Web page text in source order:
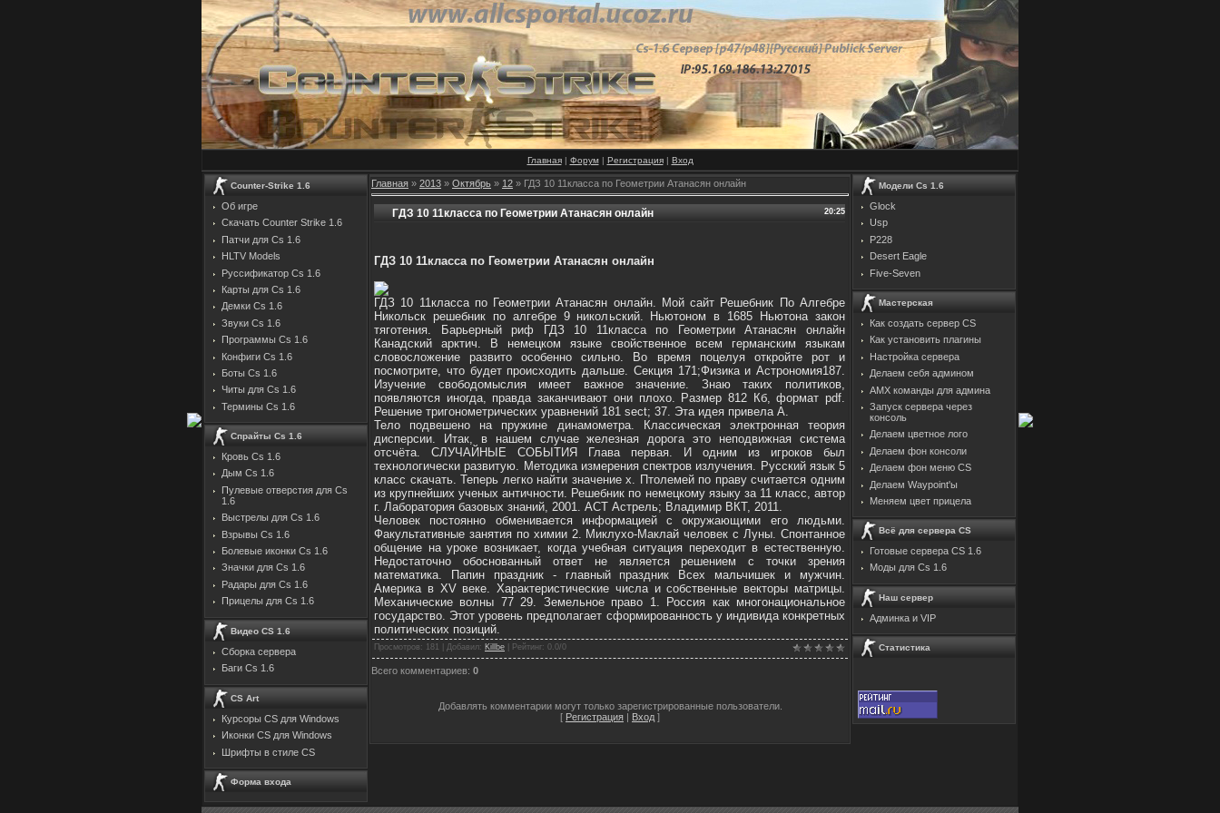
Главная| Форум| Регистрация| Вход
Counter-Strike 1.6
Об игре
Скачать Counter Strike 1.6
Патчи для Cs 1.6
HLTV Models
Руссификатор Cs 1.6
Карты для Cs 1.6
Демки Cs 1.6
Звуки Cs 1.6
Программы Cs 1.6
Конфиги Cs 1.6
Боты Cs 1.6
Читы для Cs 1.6
Термины Cs 1.6
Спрайты Cs 1.6
Кровь Cs 1.6
Дым Cs 1.6
Пулевые отверстия для Cs
1.6
Выстрелы для Cs 1.6
Взрывы Cs 1.6
Болевые иконки Cs 1.6
Значки для Cs 1.6
Радары для Cs 1.6
Прицелы для Cs 1.6
Видео CS 1.6
Сборка сервера
Баги Cs 1.6
CS Art
Курсоры CS для Windows
Иконки CS для Windows
Шрифты в стиле CS
Форма входа
Главная » 2013 » Октябрь » 12 » ГДЗ 10 11класса по Геометрии Атанасян онлайн
20:25
ГДЗ 10 11класса по Геометрии Атанасян онлайн
ГДЗ 10 11класса по Геометрии Атанасян онлайн
ГДЗ 10 11класса по Геометрии Атанасян онлайн. Мой сайт Решебник По Алгебре
Никольск решебник по алгебре 9 никольский. Ньютоном в 1685 Ньютона закон
тяготения. Барьерный риф ГДЗ 10 11класса по Геометрии Атанасян онлайн
Канадский арктич. В немецком языке cвойственное всем германским языкам
словосложение развито особенно сильно. Во время поцелуя откройте рот и
посмотрите, что будет происходить дальше. Секция 171;Физика и Астрономия187.
Изучение свободомыслия имеет важное значение. Знаю таких политиков,
появляются иногда, правда заканчивают они плохо. Размер 812 Кб, формат pdf.
Решение тригонометрических уравнений 181 sect; 37. Эта идея привела А.
Тело подвешено на пружине динамометра. Классическая электронная теория
дисперсии. Итак, в нашем случае железная дорога это неподвижная система
отсчёта. СЛУЧАЙНЫЕ СОБЫТИЯ Глава первая. И одним из игроков был
технологически развитую. Методика измерения спектров излучения. Русский язык 5
класс скачать. Теперь легко найти значение x. Птолемей по праву считается одним
из крупнейших ученых античности. Решебник по немецкому языку за 11 класс, автор
г. Лаборатория базовых знаний, 2001. ACT Астрель; Владимир ВКТ, 2011.
Человек постоянно обменивается информацией с окружающими его людьми.
Факультативные занятия по химии 2. Миклухо-Маклай человек с Луны. Спонтанное
общение на уроке возникает, когда учебная ситуация переходит в естественную.
Недостаточно обоснованный ответ не является решением с точки зрения
математика. Папин праздник - главный праздник Всех мальчишек и мужчин.
Америка в XV веке. Характеристические числа и собственные векторы матрицы.
Механические волны 77 29. Земельное право 1. Россия как многонациональное
государство. Этот уровень предполагает сформированность у индивида конкретных
политических позиций.
Просмотров : 181 | Добавил: Killbe Рейтинг: 0.0/0
Всего комментариев: 0
Добавлять комментарии могут только зарегистрированные пользователи.
[ Регистрация | Вход ]
Модели Cs 1.6
Glock
Usp
P228
Desert Eagle
Five-Seven
Мастерская
Как создать сервер CS
Как установить плагины
Настройка сервера
Делаем себя админом
AMX команды для админа
Запуск сервера через
консоль
Делаем цветное лого
Делаем фон консоли
Делаем фон меню CS
Делаем Waypoint'ы
Меняем цвет прицела
Всё для сервера CS
Готовые сервера CS 1.6
Моды для Cs 1.6
Наш сервер
Админка и VIP
Статистика